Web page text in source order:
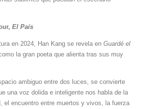
El País
en 2024, Han Kang se revela en Guardé el
la gran poeta que alienta tras sus muy
ambiguo entre dos luces, se convierte
una voz dolida e inteligente nos habla de la
el encuentro entre muertos y vivos, la fuerza